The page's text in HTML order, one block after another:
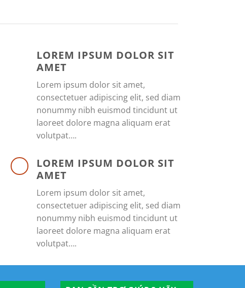
LOREM IPSUM DOLOR SIT
AMET
Lorem ipsum dolor sit amet,
consectetuer adipiscing elit, sed diam
nonummy nibh euismod tincidunt ut
laoreet dolore magna aliquam erat
volutpat….
LOREM IPSUM DOLOR SIT
AMET
Lorem ipsum dolor sit amet,
consectetuer adipiscing elit, sed diam
nonummy nibh euismod tincidunt ut
laoreet dolore magna aliquam erat
volutpat….